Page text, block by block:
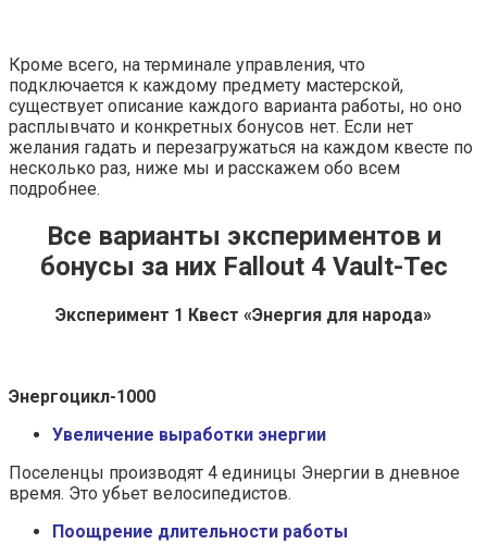
Кроме всего, на терминале управления, что
подключается к каждому предмету мастерской,
существует описание каждого варианта работы, но оно
расплывчато и конкретных бонусов нет. Если нет
желания гадать и перезагружаться на каждом квесте по
несколько раз, ниже мы и расскажем обо всем
подробнее.
Все варианты экспериментов и
бонусы за них Fallout 4 Vault-Tec
Эксперимент 1 Квест «Энергия для народа»
Энергоцикл-1000
Увеличение выработки энергии
Поселенцы производят 4 единицы Энергии в дневное
время. Это убьет велосипедистов.
Поощрение длительности работы